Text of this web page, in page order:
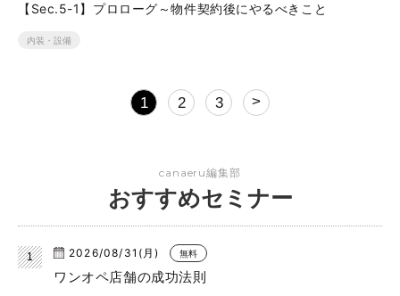
【Sec.5-1】プロローグ～物件契約後にやるべきこと
内装・設備
1 2 3 >
canaeru編集部
おすすめセミナー
2026/08/31(月) 無料
ワンオペ店舗の成功法則